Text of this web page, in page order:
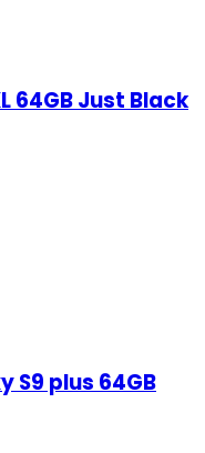
64GB Just Black
S9 plus 64GB